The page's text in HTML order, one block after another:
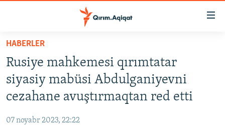
Esas
qaytmaq
Baş
navigatsiyağa
qaytmaq
Qıdıruvğa
qaytmaq
SİYASET
İQTİSADİYAT
MEDENİYET
HABERLER
Rusiye mahkemesi qırımtatar
siyasiy mabüsi Abdulganiyevni
cezahane avuştırmaqtan red etti
07 noyabr 2023, 22:22